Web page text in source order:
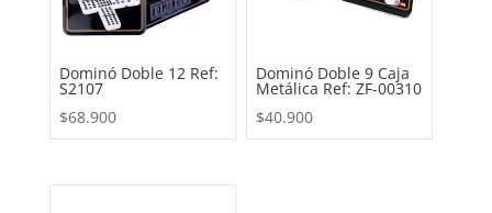
Dominó Doble 12 Ref:
S2107
$68.900
Dominó Doble 9 Caja
Metálica Ref: ZF-00310
$40.900